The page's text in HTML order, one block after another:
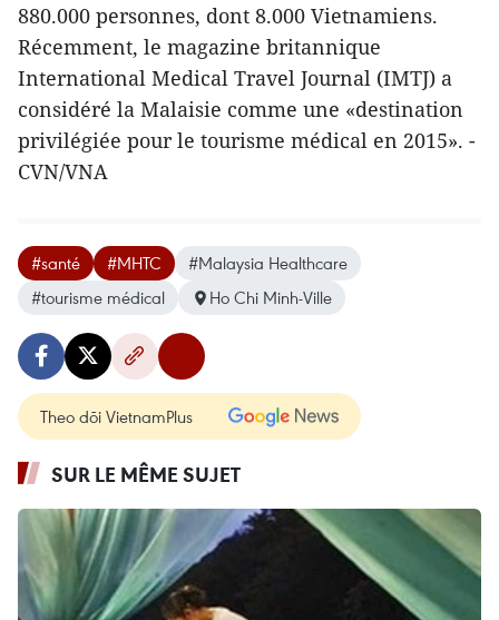
880.000 personnes, dont 8.000 Vietnamiens.
Récemment, le magazine britannique
International Medical Travel Journal (IMTJ) a
considéré la Malaisie comme une «destination
privilégiée pour le tourisme médical en 2015». -
CVN/VNA
#santé #MHTC
#Malaysia Healthcare
#tourisme médical
Ho Chi Minh-Ville
Theo dõi VietnamPlus
SUR LE MÊME SUJET